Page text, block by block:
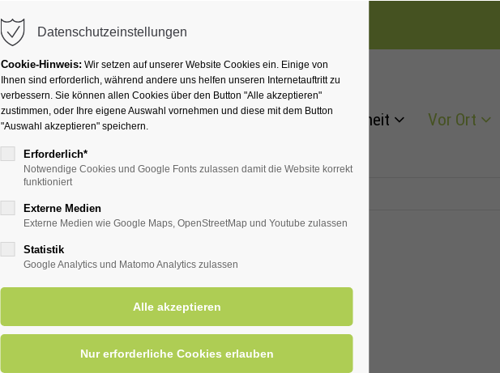
info@badwesternkotten.de
Ihr Heilbad Übernachten Für Ihre Gesundheit Vor Ort
Ortsplan
Bad Westernkotten
Datenschutzeinstellungen
Cookie-Hinweis: Wir setzen auf unserer Website Cookies ein. Einige von
Ihnen sind erforderlich, während andere uns helfen unseren Internetauftritt zu
verbessern. Sie können allen Cookies über den Button "Alle akzeptieren"
zustimmen, oder Ihre eigene Auswahl vornehmen und diese mit dem Button
"Auswahl akzeptieren" speichern.
Erforderlich*
Notwendige Cookies und Google Fonts zulassen damit die Website korrekt
funktioniert
Externe Medien
Externe Medien wie Google Maps, OpenStreetMap und Youtube zulassen
Statistik
Google Analytics und Matomo Analytics zulassen